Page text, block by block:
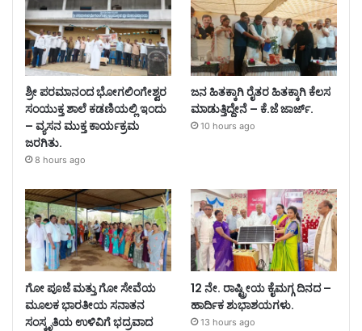
ಶ್ರೀ ಪರಮಾನಂದ ಭೋಗಲಿಂಗೇಶ್ವರ
ಸಂಯುಕ್ತ ಶಾಲೆ ಕಡಣಿಯಲ್ಲಿ ಇಂದು
– ವ್ಯಸನ ಮುಕ್ತ ಕಾರ್ಯಕ್ರಮ
ಜರಗಿತು.
8 hours ago
ಜನ ಹಿತಕ್ಕಾಗಿ ರೈತರ ಹಿತಕ್ಕಾಗಿ ಕೆಲಸ
ಮಾಡುತ್ತಿದ್ದೇನೆ – ಕೆ.ಜೆ ಜಾರ್ಜ್.
10 hours ago
ಗೋ ಪೂಜೆ ಮತ್ತು ಗೋ ಸೇವೆಯ
ಮೂಲಕ ಭಾರತೀಯ ಸನಾತನ
ಸಂಸ್ಕೃತಿಯ ಉಳಿವಿಗೆ ಭದ್ರವಾದ
12 ನೇ. ರಾಷ್ಟ್ರೀಯ ಕೈಮಗ್ಗ ದಿನದ –
ಹಾರ್ದಿಕ ಶುಭಾಶಯಗಳು.
13 hours ago